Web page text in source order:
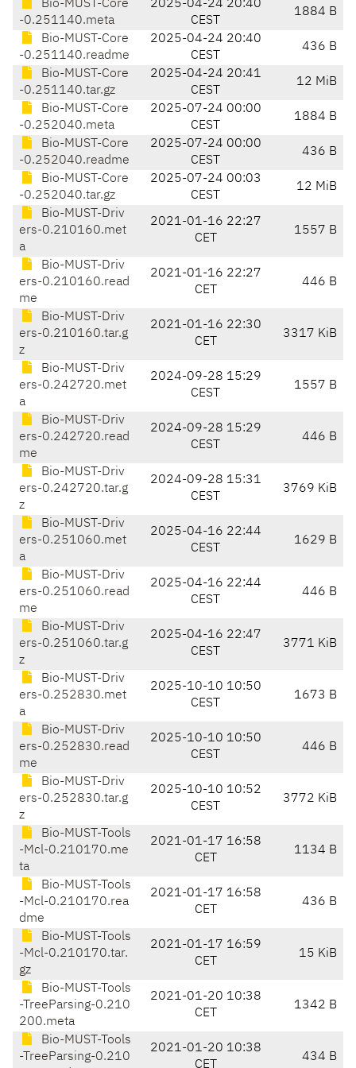
Bio-MUST-Core
-0.251140.meta
2025-04-24 20:40
CEST
1884 B
Bio-MUST-Core
-0.251140.readme
2025-04-24 20:40
CEST
436 B
Bio-MUST-Core
-0.251140.tar.gz
2025-04-24 20:41
CEST
12 MiB
Bio-MUST-Core
-0.252040.meta
2025-07-24 00:00
CEST
1884 B
Bio-MUST-Core
-0.252040.readme
2025-07-24 00:00
CEST
436 B
Bio-MUST-Core
-0.252040.tar.gz
2025-07-24 00:03
CEST
12 MiB
Bio-MUST-Driv
ers-0.210160.met
a
2021-01-16 22:27
CET
1557 B
Bio-MUST-Driv
ers-0.210160.read
me
2021-01-16 22:27
CET
446 B
Bio-MUST-Driv
ers-0.210160.tar.g
z
2021-01-16 22:30
CET
3317 KiB
Bio-MUST-Driv
ers-0.242720.met
a
2024-09-28 15:29
CEST
1557 B
Bio-MUST-Driv
ers-0.242720.read
me
2024-09-28 15:29
CEST
446 B
Bio-MUST-Driv
ers-0.242720.tar.g
z
2024-09-28 15:31
CEST
3769 KiB
Bio-MUST-Driv
ers-0.251060.met
a
2025-04-16 22:44
CEST
1629 B
Bio-MUST-Driv
ers-0.251060.read
me
2025-04-16 22:44
CEST
446 B
Bio-MUST-Driv
ers-0.251060.tar.g
z
2025-04-16 22:47
CEST
3771 KiB
Bio-MUST-Driv
ers-0.252830.met
a
2025-10-10 10:50
CEST
1673 B
Bio-MUST-Driv
ers-0.252830.read
me
2025-10-10 10:50
CEST
446 B
Bio-MUST-Driv
ers-0.252830.tar.g
z
2025-10-10 10:52
CEST
3772 KiB
Bio-MUST-Tools
-Mcl-0.210170.me
ta
2021-01-17 16:58
CET
1134 B
Bio-MUST-Tools
-Mcl-0.210170.rea
dme
2021-01-17 16:58
CET
436 B
Bio-MUST-Tools
-Mcl-0.210170.tar.
gz
2021-01-17 16:59
CET
15 KiB
Bio-MUST-Tools
-TreeParsing-0.210
200.meta
2021-01-20 10:38
CET
1342 B
Bio-MUST-Tools
-TreeParsing-0.210
2021-01-20 10:38
CET
434 B